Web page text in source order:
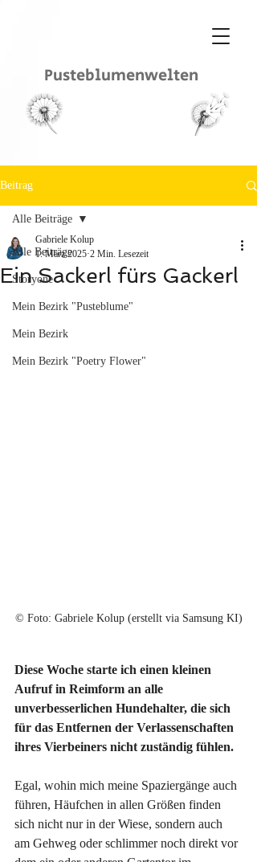
Pusteblumenwelten
Beitrag
Alle Beiträge
Storyone
Mein Bezirk "Pusteblume"
Mein Bezirk
Mein Bezirk "Poetry Flower"
Alle Beiträge
Ein Sackerl fürs Gackerl
Gabriele Kolup
1. März 2025 2 Min. Lesezeit
© Foto: Gabriele Kolup (erstellt via Samsung KI)
Diese Woche starte ich einen kleinen
Aufruf in Reimform an alle
unverbesserlichen Hundehalter, die sich
für das Entfernen der Verlassenschaften
ihres Vierbeiners nicht zuständig fühlen.
Egal, wohin mich meine Spaziergänge auch
führen, Häufchen in allen Größen finden
sich nicht nur in der Wiese, sondern auch
am Gehweg oder schlimmer noch direkt vor